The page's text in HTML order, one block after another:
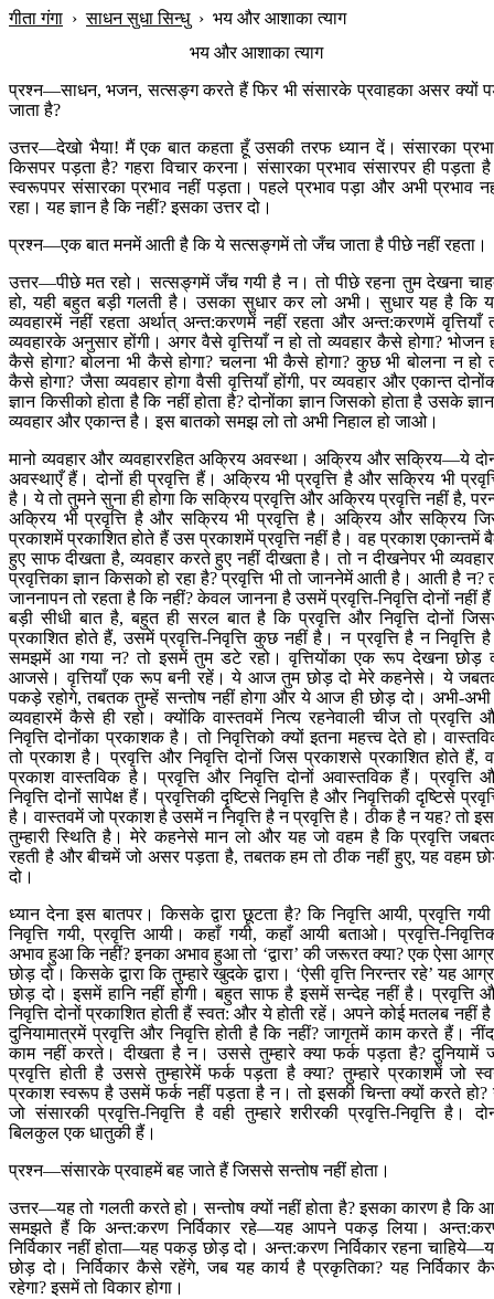
गीता गंगा ›साधन सुधा सिन्धु› भय और आशाका त्याग
भय और आशाका त्याग
प्रश्न—साधन, भजन, सत्सङ्ग करते हैं फिर भी संसारके प्रवाहका असर क्यों
जाता है?
उत्तर—देखो भैया! मैं एक बात कहता हूँ उसकी तरफ ध्यान दें। संसारका
किसपर पड़ता है? गहरा विचार करना। संसारका प्रभाव संसारपर ही पड़ता
स्वरूपपर संसारका प्रभाव नहीं पड़ता। पहले प्रभाव पड़ा और अभी प्रभाव
रहा। यह ज्ञान है कि नहीं? इसका उत्तर दो।
प्रश्न—एक बात मनमें आती है कि ये सत्सङ्गमें तो जँच जाता है पीछे नहीं रहता।
उत्तर—पीछे मत रहो। सत्सङ्गमें जँच गयी है न। तो पीछे रहना तुम देखना
हो, यही बहुत बड़ी गलती है। उसका सुधार कर लो अभी। सुधार यह है कि
व्यवहारमें नहीं रहता अर्थात् अन्त:करणमें नहीं रहता और अन्त:करणमें वृत्तियाँ
व्यवहारके अनुसार होंगी। अगर वैसे वृत्तियाँ न हो तो व्यवहार कैसे होगा? भोजन
कैसे होगा? बोलना भी कैसे होगा? चलना भी कैसे होगा? कुछ भी बोलना न हो
कैसे होगा? जैसा व्यवहार होगा वैसी वृत्तियाँ होंगी, पर व्यवहार और एकान्त
ज्ञान किसीको होता है कि नहीं होता है? दोनोंका ज्ञान जिसको होता है उसके
व्यवहार और एकान्त है। इस बातको समझ लो तो अभी निहाल हो जाओ।
मानो व्यवहार और व्यवहाररहित अक्रिय अवस्था। अक्रिय और सक्रिय—ये
अवस्थाएँ हैं। दोनों ही प्रवृत्ति हैं। अक्रिय भी प्रवृत्ति है और सक्रिय भी
है। ये तो तुमने सुना ही होगा कि सक्रिय प्रवृत्ति और अक्रिय प्रवृत्ति नहीं है,
अक्रिय भी प्रवृत्ति है और सक्रिय भी प्रवृत्ति है। अक्रिय और सक्रिय
प्रकाशमें प्रकाशित होते हैं उस प्रकाशमें प्रवृत्ति नहीं है। वह प्रकाश एकान्तमें
हुए साफ दीखता है, व्यवहार करते हुए नहीं दीखता है। तो न दीखनेपर भी
प्रवृत्तिका ज्ञान किसको हो रहा है? प्रवृत्ति भी तो जाननेमें आती है। आती है न?
जाननापन तो रहता है कि नहीं? केवल जानना है उसमें प्रवृत्ति-निवृत्ति दोनों नहीं
बड़ी सीधी बात है, बहुत ही सरल बात है कि प्रवृत्ति और निवृत्ति दोनों
प्रकाशित होते हैं, उसमें प्रवृत्ति-निवृत्ति कुछ नहीं है। न प्रवृत्ति है न निवृत्ति
समझमें आ गया न? तो इसमें तुम डटे रहो। वृत्तियोंका एक रूप देखना छोड़
आजसे। वृत्तियाँ एक रूप बनी रहें। ये आज तुम छोड़ दो मेरे कहनेसे। ये
पकड़े रहोगे, तबतक तुम्हें सन्तोष नहीं होगा और ये आज ही छोड़ दो। अभी-
व्यवहारमें कैसे ही रहो। क्योंकि वास्तवमें नित्य रहनेवाली चीज तो प्रवृत्ति
निवृत्ति दोनोंका प्रकाशक है। तो निवृत्तिको क्यों इतना महत्त्व देते हो।
तो प्रकाश है। प्रवृत्ति और निवृत्ति दोनों जिस प्रकाशसे प्रकाशित होते हैं,
प्रकाश वास्तविक है। प्रवृत्ति और निवृत्ति दोनों अवास्तविक हैं। प्रवृत्ति
निवृत्ति दोनों सापेक्ष हैं। प्रवृत्तिकी दृष्टिसे निवृत्ति है और निवृत्तिकी दृष्टिसे
है। वास्तवमें जो प्रकाश है उसमें न निवृत्ति है न प्रवृत्ति है। ठीक है न यह? तो
तुम्हारी स्थिति है। मेरे कहनेसे मान लो और यह जो वहम है कि प्रवृत्ति
रहती है और बीचमें जो असर पड़ता है, तबतक हम तो ठीक नहीं हुए, यह वहम
दो।
ध्यान देना इस बातपर। किसके द्वारा छूटता है? कि निवृत्ति आयी, प्रवृत्ति
निवृत्ति गयी, प्रवृत्ति आयी। कहाँ गयी, कहाँ आयी बताओ। प्रवृत्ति-
अभाव हुआ कि नहीं? इनका अभाव हुआ तो ‘द्वारा’ की जरूरत क्या? एक ऐसा
छोड़ दो। किसके द्वारा कि तुम्हारे खुदके द्वारा। ‘ऐसी वृत्ति निरन्तर रहे’ यह
छोड़ दो। इसमें हानि नहीं होगी। बहुत साफ है इसमें सन्देह नहीं है। प्रवृत्ति
निवृत्ति दोनों प्रकाशित होती हैं स्वत: और ये होती रहें। अपने कोई मतलब नहीं
दुनियामात्रमें प्रवृत्ति और निवृत्ति होती है कि नहीं? जागृतमें काम करते हैं।
काम नहीं करते। दीखता है न। उससे तुम्हारे क्या फर्क पड़ता है? दुनियामें
प्रवृत्ति होती है उससे तुम्हारेमें फर्क पड़ता है क्या? तुम्हारे प्रकाशमें जो
प्रकाश स्वरूप है उसमें फर्क नहीं पड़ता है न। तो इसकी चिन्ता क्यों करते हो?
जो संसारकी प्रवृत्ति-निवृत्ति है वही तुम्हारे शरीरकी प्रवृत्ति-निवृत्ति है।
बिलकुल एक धातुकी हैं।
प्रश्न—संसारके प्रवाहमें बह जाते हैं जिससे सन्तोष नहीं होता।
उत्तर—यह तो गलती करते हो। सन्तोष क्यों नहीं होता है? इसका कारण है कि
समझते हैं कि अन्त:करण निर्विकार रहे—यह आपने पकड़ लिया।
निर्विकार नहीं होता—यह पकड़ छोड़ दो। अन्त:करण निर्विकार रहना
छोड़ दो। निर्विकार कैसे रहेंगे, जब यह कार्य है प्रकृतिका? यह निर्विकार
रहेगा? इसमें तो विकार होगा।